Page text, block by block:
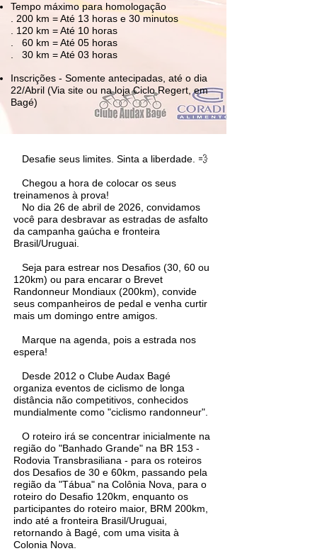
Tempo máximo para homologação
. 200 km = Até 13 horas e 30 minutos
. 120 km = Até 10 horas
. 60 km = Até 05 horas
. 30 km = Até 03 horas
Inscrições - Somente antecipadas, até o dia
22/Abril (Via site ou na loja Ciclo Regert, em
Bagé)
Desafie seus limites. Sinta a liberdade. 💨
Chegou a hora de colocar os seus
treinamenos à prova!
No dia 26 de abril de 2026, convidamos
você para desbravar as estradas de asfalto
da campanha gaúcha e fronteira
Brasil/Uruguai.
Seja para estrear nos Desafios (30, 60 ou
120km) ou para encarar o Brevet
Randonneur Mondiaux (200km), convide
seus companheiros de pedal e venha curtir
mais um domingo entre amigos.
Marque na agenda, pois a estrada nos
espera!
Desde 2012 o Clube Audax Bagé
organiza eventos de ciclismo de longa
distância não competitivos, conhecidos
mundialmente como "ciclismo randonneur".
O roteiro irá se concentrar inicialmente na
região do "Banhado Grande" na BR 153 -
Rodovia Transbrasiliana - para os roteiros
dos Desafios de 30 e 60km, passando pela
região da "Tábua" na Colônia Nova, para o
roteiro do Desafio 120km, enquanto os
participantes do roteiro maior, BRM 200km,
indo até a fronteira Brasil/Uruguai,
retornando à Bagé, com uma visita à
Colonia Nova.